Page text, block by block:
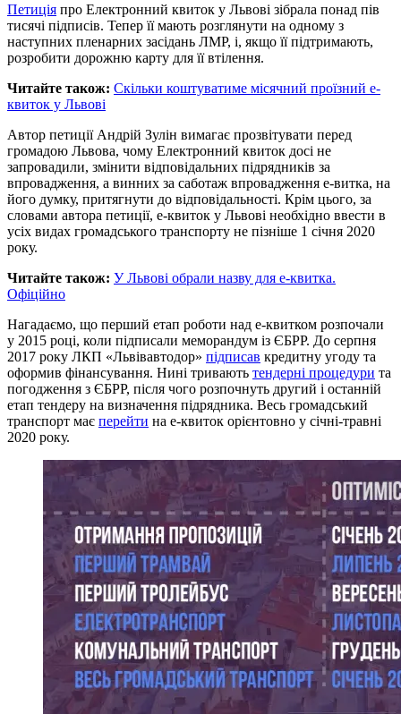
Петиція про Електронний квиток у Львові зібрала понад пів
тисячі підписів. Тепер її мають розглянути на одному з
наступних пленарних засідань ЛМР, і, якщо її підтримають,
розробити дорожню карту для її втілення.
Читайте також: Скільки коштуватиме місячний проїзний е-
квиток у Львові
Автор петиції Андрій Зулін вимагає прозвітувати перед
громадою Львова, чому Електронний квиток досі не
запровадили, змінити відповідальних підрядників за
впровадження, а винних за саботаж впровадження е-витка, на
його думку, притягнути до відповідальності. Крім цього, за
словами автора петиції, е-квиток у Львові необхідно ввести в
усіх видах громадського транспорту не пізніше 1 січня 2020
року.
Читайте також: У Львові обрали назву для е-квитка.
Офіційно
Нагадаємо, що перший етап роботи над е-квитком розпочали
у 2015 році, коли підписали меморандум із ЄБРР. До серпня
2017 року ЛКП «Львівавтодор» підписав кредитну угоду та
оформив фінансування. Нині тривають тендерні процедури та
погодження з ЄБРР, після чого розпочнуть другий і останній
етап тендеру на визначення підрядника. Весь громадський
транспорт має перейти на е-квиток орієнтовно у січні-травні
2020 року.